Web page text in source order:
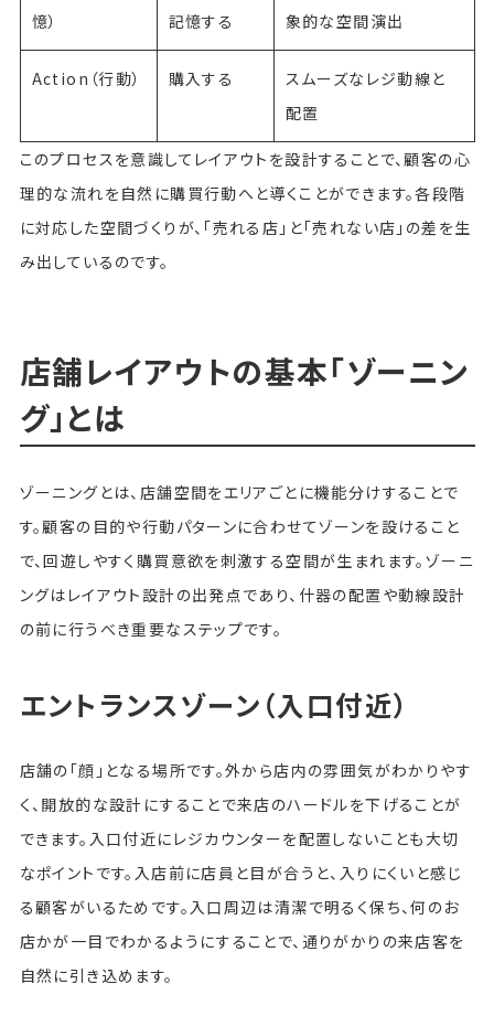
憶）
記憶する
象的な空間演出
Action（行動） 購入する
スムーズなレジ動線と
配置
このプロセスを意識してレイアウトを設計することで、顧客の心
理的な流れを自然に購買行動へと導くことができます。各段階
に対応した空間づくりが、「売れる店」と「売れない店」の差を生
み出しているのです。
店舗レイアウトの基本「ゾーニン
グ」とは
ゾーニングとは、店舗空間をエリアごとに機能分けすることで
す。顧客の目的や行動パターンに合わせてゾーンを設けること
で、回遊しやすく購買意欲を刺激する空間が生まれます。ゾーニ
ングはレイアウト設計の出発点であり、什器の配置や動線設計
の前に行うべき重要なステップです。
エントランスゾーン（入口付近）
店舗の「顔」となる場所です。外から店内の雰囲気がわかりやす
く、開放的な設計にすることで来店のハードルを下げることが
できます。入口付近にレジカウンターを配置しないことも大切
なポイントです。入店前に店員と目が合うと、入りにくいと感じ
る顧客がいるためです。入口周辺は清潔で明るく保ち、何のお
店かが一目でわかるようにすることで、通りがかりの来店客を
自然に引き込めます。